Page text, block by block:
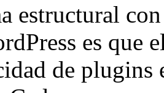
estructural
es que
de plugins